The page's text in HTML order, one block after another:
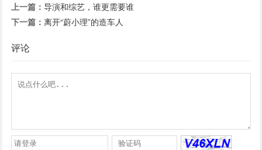
上一篇：导演和综艺，谁更需要谁
下一篇：离开“蔚小理”的造车人
评论